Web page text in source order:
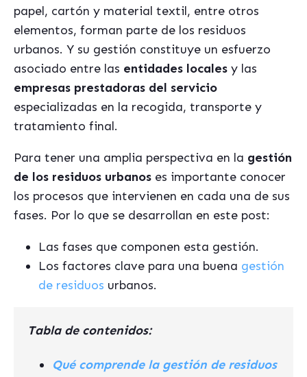
papel, cartón y material textil, entre otros
elementos, forman parte de los residuos
urbanos. Y su gestión constituye un esfuerzo
asociado entre las entidades locales y las
empresas prestadoras del servicio
especializadas en la recogida, transporte y
tratamiento final.
Para tener una amplia perspectiva en la gestión
de los residuos urbanos es importante conocer
los procesos que intervienen en cada una de sus
fases. Por lo que se desarrollan en este post:
Las fases que componen esta gestión.
Los factores clave para una buena gestión
de residuos urbanos.
Tabla de contenidos:
Qué comprende la gestión de residuos